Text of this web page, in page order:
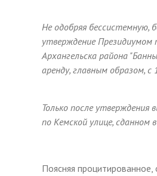
Не одобряя бессистемную,
утверждение Президиумом
Архангельска района
аренду, главным образом, с
Только после
по Кемской улице, сданном
Поясняя